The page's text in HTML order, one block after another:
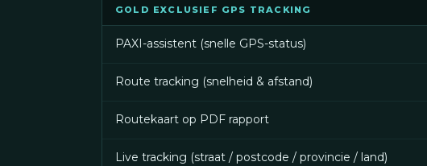
GOLD EXCLUSIEF GPS TRACKING
PAXI-assistent (snelle GPS-status)
Route tracking (snelheid & afstand)
Routekaart op PDF rapport
Live tracking (straat / postcode / provincie / land)